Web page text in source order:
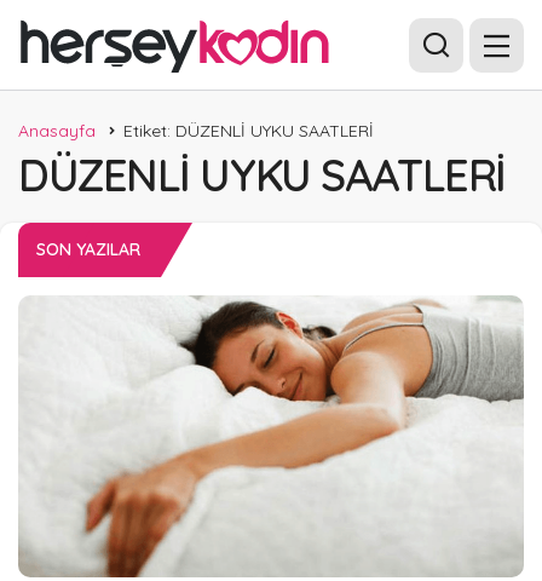
Anasayfa Etiket: DÜZENLİ UYKU SAATLERİ
DÜZENLİ UYKU SAATLERİ
SON YAZILAR